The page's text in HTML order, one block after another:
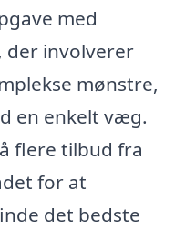
med
der involverer
mønstre,
en enkelt væg.
flere tilbud fra
for at
det bedste